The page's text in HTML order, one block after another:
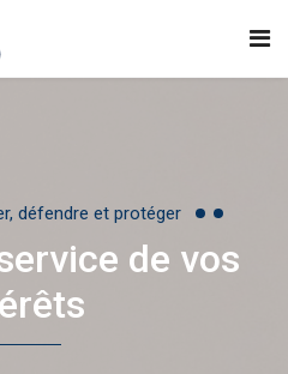
défendre et protéger
de vos